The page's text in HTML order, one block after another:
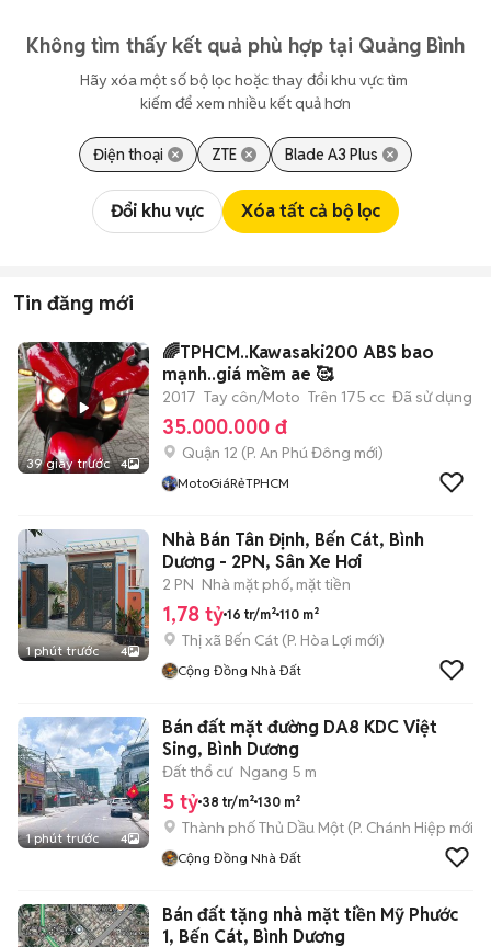
Không tìm thấy kết quả phù hợp tại Quảng Bình
Hãy xóa một số bộ lọc hoặc thay đổi khu vực tìm
kiếm để xem nhiều kết quả hơn
Điện thoại ZTE Blade A3 Plus
Đổi khu vực Xóa tất cả bộ lọc
Tin đăng mới
39 giây trước 4
🌈TPHCM..Kawasaki200 ABS bao
mạnh..giá mềm ae 🥰
2017 Tay côn/Moto Trên 175 cc Đã sử dụng
35.000.000 đ
Quận 12 (P. An Phú Đông mới)
MotoGiáRẻTPHCM
1 phút trước 4
Nhà Bán Tân Định, Bến Cát, Bình
Dương - 2PN, Sân Xe Hơi
2 PN Nhà mặt phố, mặt tiền
1,78 tỷ 16 tr/m² 110 m²
Thị xã Bến Cát (P. Hòa Lợi mới)
Cộng Đồng Nhà Đất
1 phút trước 4
Bán đất mặt đường DA8 KDC Việt
Sing, Bình Dương
Đất thổ cư Ngang 5 m
5 tỷ 38 tr/m² 130 m²
Thành phố Thủ Dầu Một (P. Chánh Hiệp mới)
Cộng Đồng Nhà Đất
Bán đất tặng nhà mặt tiền Mỹ Phước
1, Bến Cát, Bình Dương